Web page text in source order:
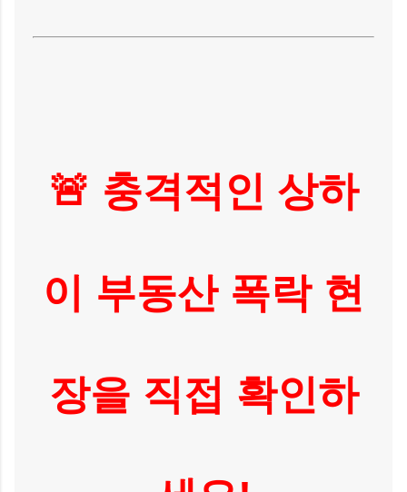
🚨 충격적인 상하
이 부동산 폭락 현
장을 직접 확인하